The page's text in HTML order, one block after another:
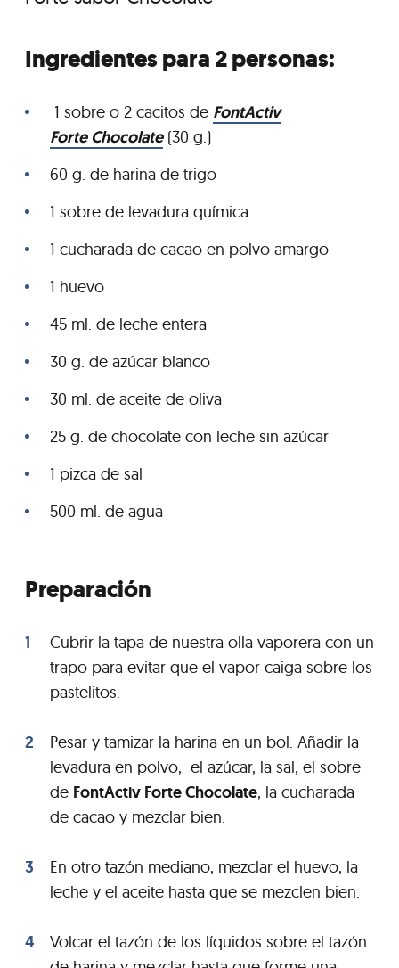
Ingredientes para 2 personas:
1 sobre o 2 cacitos de FontActiv
Forte Chocolate(30 g.)
60 g. de harina de trigo
1 sobre de levadura química
1 cucharada de cacao en polvo amargo
1 huevo
45 ml. de leche entera
30 g. de azúcar blanco
30 ml. de aceite de oliva
25 g. de chocolate con leche sin azúcar
1 pizca de sal
500 ml. de agua
Preparación
Cubrir la tapa de nuestra olla vaporera con un
trapo para evitar que el vapor caiga sobre los
pastelitos.
Pesar y tamizar la harina en un bol. Añadir la
levadura en polvo, el azúcar, la sal, el sobre
de FontActiv Forte Chocolate, la cucharada
de cacao y mezclar bien.
En otro tazón mediano, mezclar el huevo, la
leche y el aceite hasta que se mezclen bien.
Volcar el tazón de los líquidos sobre el tazón